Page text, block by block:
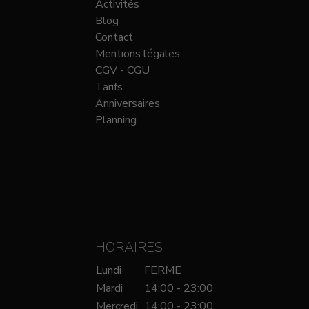
Activités
Blog
Contact
Mentions légales
CGV - CGU
Tarifs
Anniversaires
Planning
HORAIRES
Lundi
FERME
Mardi
14:00 - 23:00